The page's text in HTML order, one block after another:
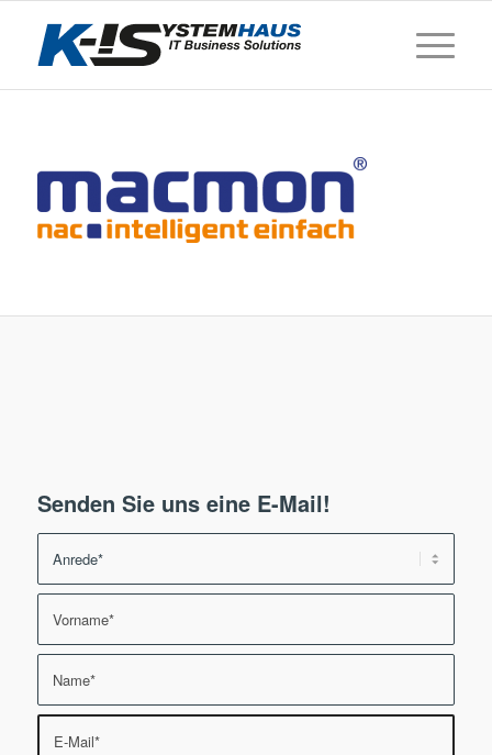
Senden Sie uns eine E-Mail!